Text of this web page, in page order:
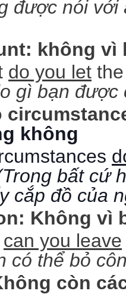
được nói
không vì
do you let
gì bạn được
không
bất cứ
cắp đồ của
Không vì
can you leave
có thể bỏ
còn